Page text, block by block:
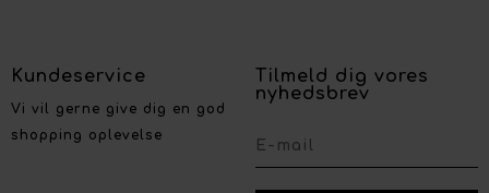
Kundeservice
Vi vil gerne give dig en god
shopping oplevelse
Tilmeld dig vores
nyhedsbrev